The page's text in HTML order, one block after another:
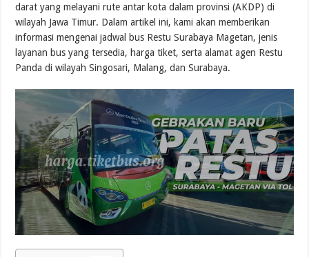
darat yang melayani rute antar kota dalam provinsi (AKDP) di
wilayah Jawa Timur. Dalam artikel ini, kami akan memberikan
informasi mengenai jadwal bus Restu Surabaya Magetan, jenis
layanan bus yang tersedia, harga tiket, serta alamat agen Restu
Panda di wilayah Singosari, Malang, dan Surabaya.